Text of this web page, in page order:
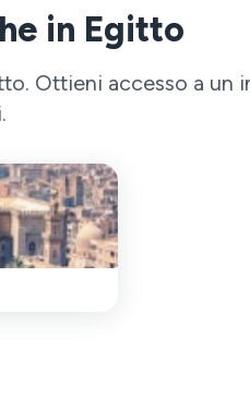
in Egitto
Ottieni accesso a un